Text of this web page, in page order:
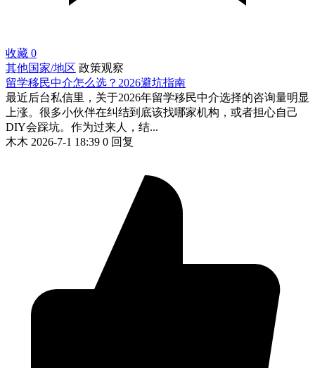
收藏 0
其他国家/地区 政策观察
留学移民中介怎么选？2026避坑指南
最近后台私信里，关于2026年留学移民中介选择的咨询量明显
上涨。很多小伙伴在纠结到底该找哪家机构，或者担心自己
DIY会踩坑。作为过来人，结...
木木 2026-7-1 18:39 0 回复